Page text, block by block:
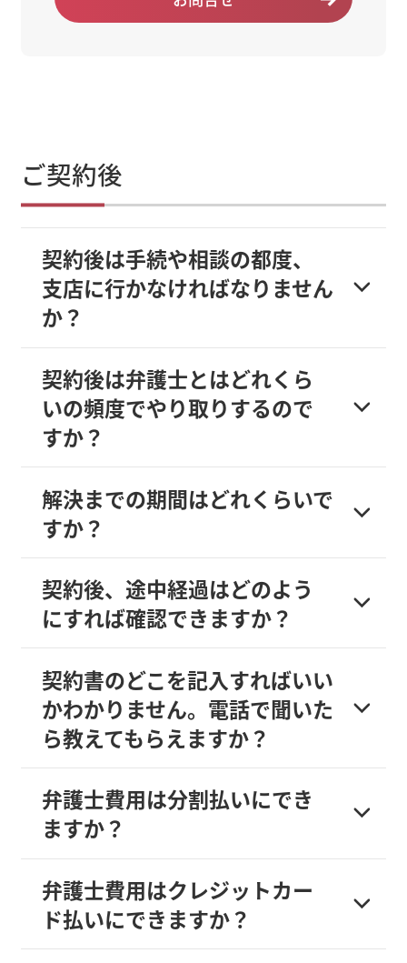
ご契約後
契約後は手続や相談の都度、
支店に行かなければなりません
か？
契約後は弁護士とはどれくら
いの頻度でやり取りするので
すか？
解決までの期間はどれくらいで
すか？
契約後、途中経過はどのよう
にすれば確認できますか？
契約書のどこを記入すればいい
かわかりません。電話で聞いた
ら教えてもらえますか？
弁護士費用は分割払いにでき
ますか？
弁護士費用はクレジットカー
ド払いにできますか？